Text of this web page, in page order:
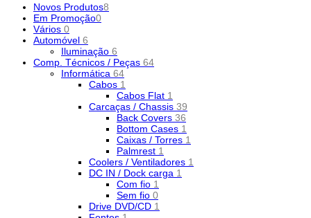
Novos Produtos8
Em Promoção0
Vários 0
Automóvel 6
Iluminação 6
Comp. Técnicos / Peças 64
Informática 64
Cabos 1
Cabos Flat 1
Carcaças / Chassis 39
Back Covers 36
Bottom Cases 1
Caixas / Torres 1
Palmrest 1
Coolers / Ventiladores 1
DC IN / Dock carga 1
Com fio 1
Sem fio 0
Drive DVD/CD 1